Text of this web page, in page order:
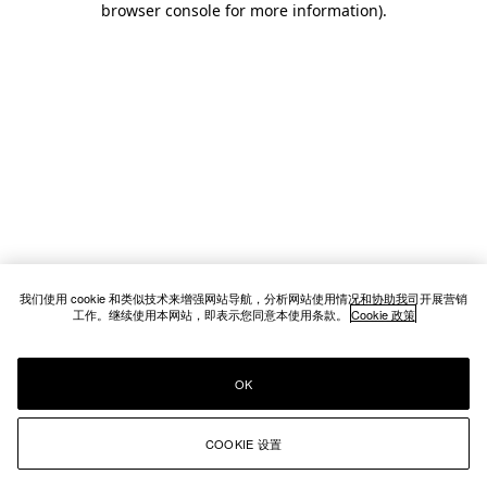
browser console for more information).
我们使用 cookie 和类似技术来增强网站导航，分析网站使用情况和协助我司开展营销
工作。继续使用本网站，即表示您同意本使用条款。 Cookie 政策
COOKIE 设置
OK